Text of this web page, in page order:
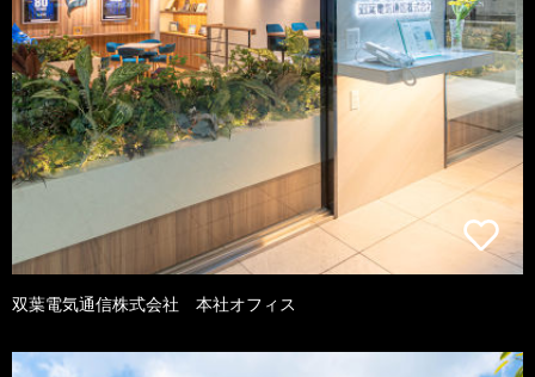
双葉電気通信株式会社 本社オフィス